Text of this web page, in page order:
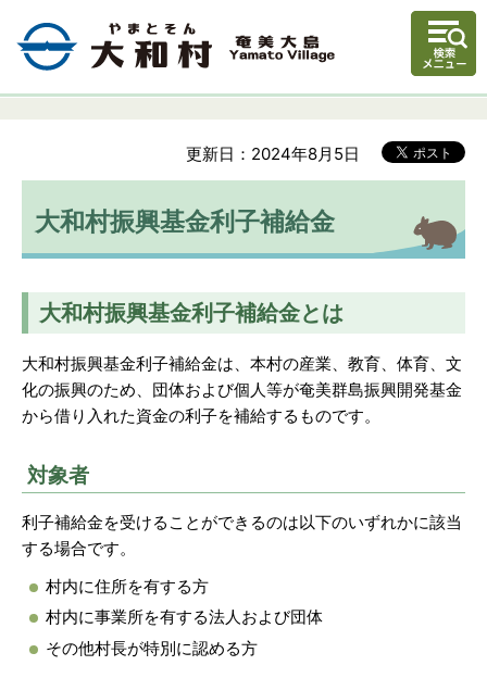
更新日：2024年8月5日
大和村振興基金利子補給金
大和村振興基金利子補給金とは
大和村振興基金利子補給金は、本村の産業、教育、体育、文
化の振興のため、団体および個人等が奄美群島振興開発基金
から借り入れた資金の利子を補給するものです。
対象者
利子補給金を受けることができるのは以下のいずれかに該当
する場合です。
村内に住所を有する方
村内に事業所を有する法人および団体
その他村長が特別に認める方